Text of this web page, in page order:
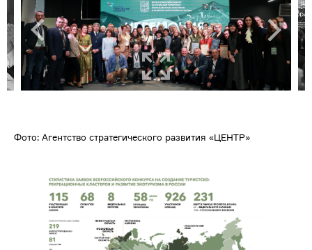
Фото: Агентство стратегического развития «ЦЕНТР»